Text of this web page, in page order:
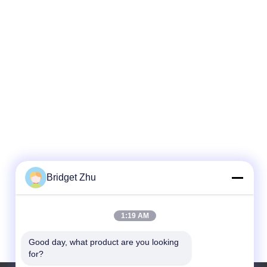
Bridget Zhu
1:19 AM
Good day, what product are you looking
for?